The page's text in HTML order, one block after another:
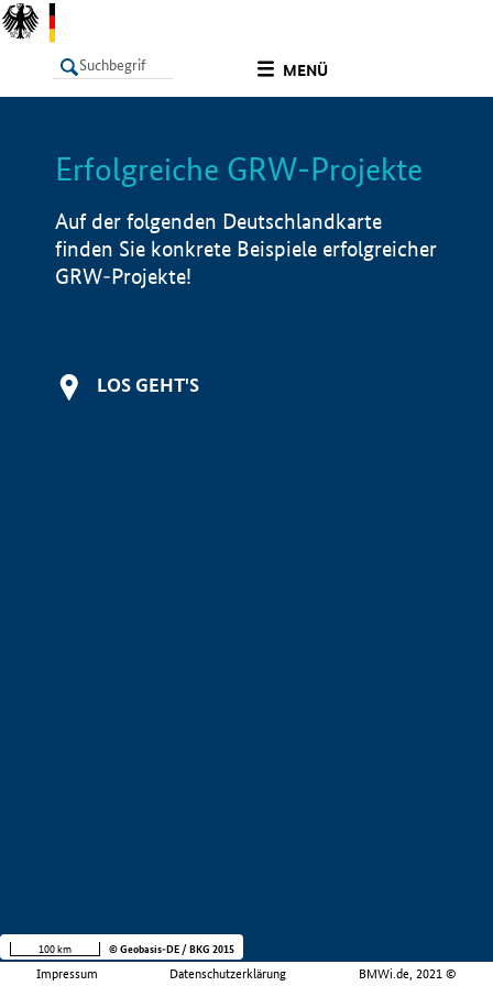
MENÜ
LISTE Info
Erfolgreiche GRW-Projekte
Auf der folgenden Deutschlandkarte
finden Sie konkrete Beispiele erfolgreicher
GRW-Projekte!
LOS GEHT'S
Impressum Datenschutzerklärung BMWi.de, 2021 ©
100 km © Geobasis-DE / BKG 2015